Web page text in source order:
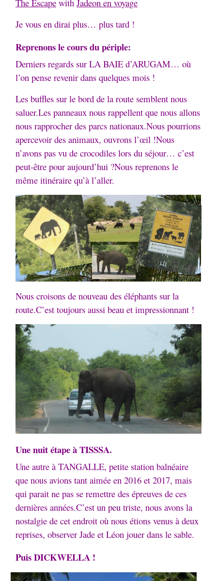
The Escape with Jadeon en voyage
Je vous en dirai plus… plus tard !
Reprenons le cours du périple:
Derniers regards sur LA BAIE d’ARUGAM… où
l’on pense revenir dans quelques mois !
Les buffles sur le bord de la route semblent nous
saluer.Les panneaux nous rappellent que nous allons
nous rapprocher des parcs nationaux.Nous pourrions
apercevoir des animaux, ouvrons l’œil !Nous
n’avons pas vu de crocodiles lors du séjour… c’est
peut-être pour aujourd’hui ?Nous reprenons le
même itinéraire qu’à l’aller.
Nous croisons de nouveau des éléphants sur la
route.C’est toujours aussi beau et impressionnant !
Une nuit étape à TISSSA.
Une autre à TANGALLE, petite station balnéaire
que nous avions tant aimée en 2016 et 2017, mais
qui parait ne pas se remettre des épreuves de ces
dernières années.C’est un peu triste, nous avons la
nostalgie de cet endroit où nous étions venus à deux
reprises, observer Jade et Léon jouer dans le sable.
Puis DICKWELLA !